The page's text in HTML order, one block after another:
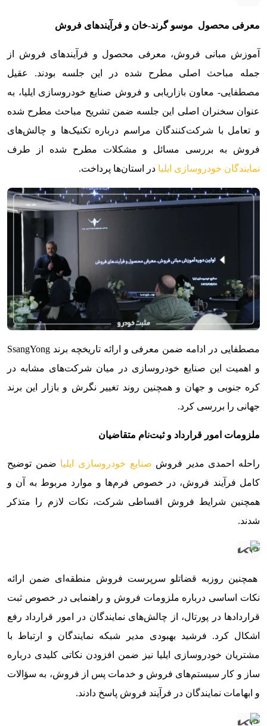
معرفی محصول موسو گرند-خان و فرآیندهای فروش
آموزش مبانی فروش، معرفی محصول و فرآیندهای فروش از
جمله مباحث اصلی مطرح شده در این جلسه بودند. عقیل
مصطفایی- معاون بازاریابی و فروش صنایع خودروسازی ایلیا، به
عنوان سخنران اصلی این جلسه ضمن تشریح مباحث مطرح شده
و تعامل با شرکت‌کنندگان مراسم درباره تکنیک‌ها و چالش‌های
فروش به بررسی مسائل و مشکلات مطرح شده از طرف
نمایندگان خودروسازی ایلیا در استان‌ها پرداخت.
مصطفایی در ادامه ضمن معرفی و ارائه تاریخچه‌ برند SsangYong
و اهمیت این صنایع خودروسازی در میان شرکت‌های مشابه در
کره جنوبی و جهان و همچنین روند تغییر نگرش و بازار این برند
جهانی را بررسی کرد.
ملزومات امور قرارداد و ثبت‌نام متقاضیان
راحله احمدی مدیر فروش صنایع خودروسازی ایلیا ضمن توضیح
کامل فرآیند فروش، در خصوص فرم‌ها و موارد مربوط به آن و
همچنین شرایط فروش اقساطی شرکت، نکات لازم را متذکر
شدند.
همچنین روزبه قضاتلو سرپرست فروش منطقه‌ای ضمن ارائه
نکات اساسی درباره ملزومات فروش و راهنمایی در خصوص ثبت
قراردادها در پورتال، از چالش‌های نمایندگان در امور قرارداد رفع
اشکال کرد. فرشید بهبودی مدیر شبکه نمایندگان و ارتباط با
مشتریان خودروسازی ایلیا نیز ضمن افزودن نکاتی کلیدی درباره
ساز و کار سیستم‌های فروش و خدمات پس از فروش، به سؤالات
و ابهامات نمایندگان در فرآیند فروش پاسخ دادند.